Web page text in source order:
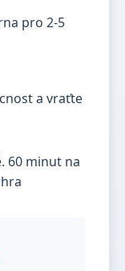
a vraťte
60 minut na